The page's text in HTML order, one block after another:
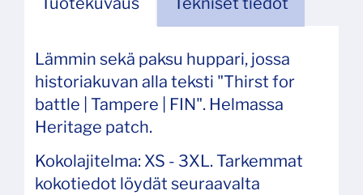
Lämmin sekä paksu huppari, jossa
historiakuvan alla teksti "Thirst for
battle | Tampere | FIN". Helmassa
Heritage patch.
Kokolajitelma: XS - 3XL. Tarkemmat
kokotiedot löydät seuraavalta